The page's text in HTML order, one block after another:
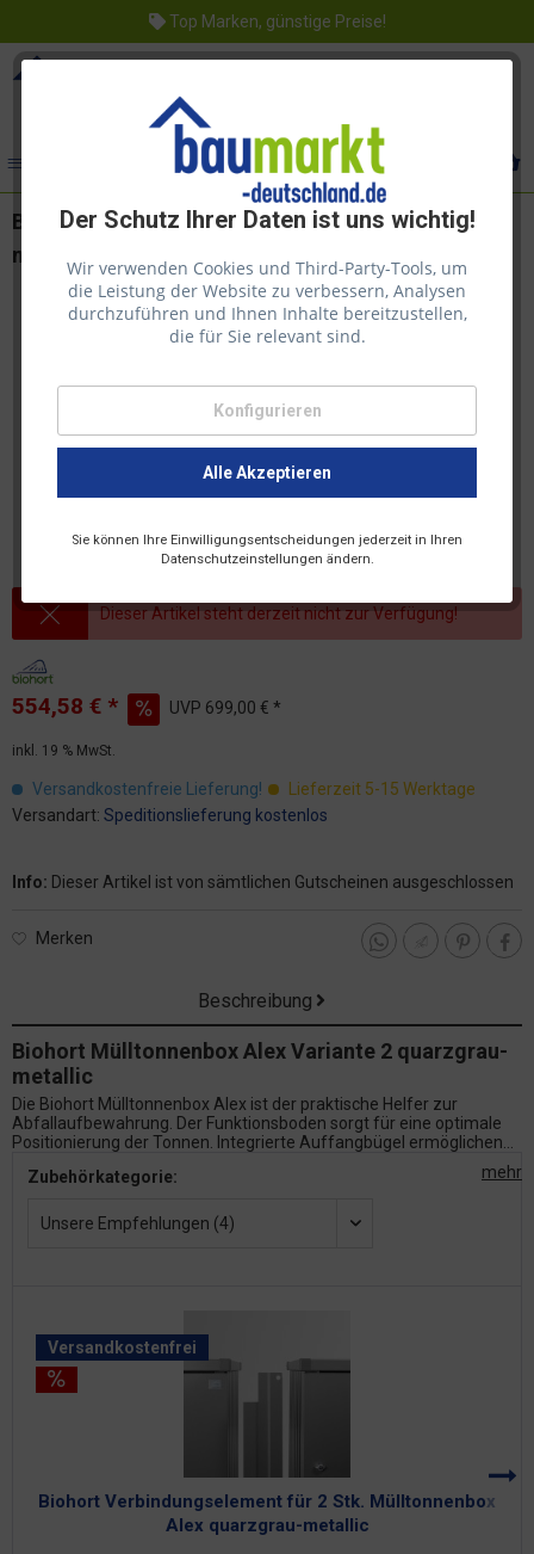
Top Marken, günstige Preise!
Der Schutz Ihrer Daten ist uns wichtig!
Wir verwenden Cookies und Third-Party-Tools, um
die Leistung der Website zu verbessern, Analysen
durchzuführen und Ihnen Inhalte bereitzustellen,
die für Sie relevant sind.
Konfigurieren
Alle Akzeptieren
Sie können Ihre Einwilligungsentscheidungen jederzeit in Ihren
Datenschutzeinstellungen ändern.
Biohort Mülltonnenbox Alex Variante 2 quarzgrau-
metallic
Dieser Artikel steht derzeit nicht zur Verfügung!
554,58 € * UVP 699,00 € *
inkl. 19 % MwSt.
Versandkostenfreie Lieferung!
Lieferzeit 5-15 Werktage
Versandart: Speditionslieferung kostenlos
Info: Dieser Artikel ist von sämtlichen Gutscheinen ausgeschlossen
Merken
Beschreibung
Biohort Mülltonnenbox Alex Variante 2 quarzgrau-
metallic
Die Biohort Mülltonnenbox Alex ist der praktische Helfer zur
Abfallaufbewahrung. Der Funktionsboden sorgt für eine optimale
Positionierung der Tonnen. Integrierte Auffangbügel ermöglichen...
mehr
Zubehörkategorie:
Versandkostenfrei
Biohort Verbindungselement für 2 Stk. Mülltonnenbox
Alex quarzgrau-metallic